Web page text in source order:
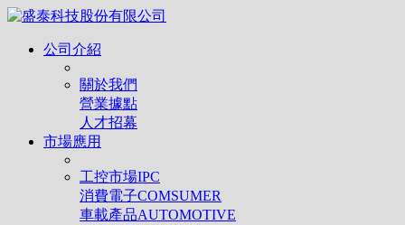
公司介紹
關於我們
營業據點
人才招幕
市場應用
工控市場IPC
消費電子COMSUMER
車載產品AUTOMOTIVE